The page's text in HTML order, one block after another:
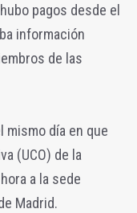
pagos desde el
información
de las
mismo día en que
(UCO) de la
a la sede
Madrid.